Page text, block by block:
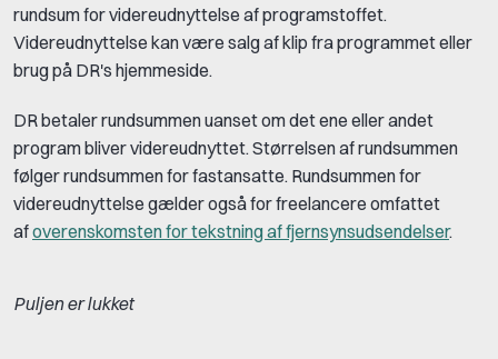
rundsum for videreudnyttelse af programstoffet.
Videreudnyttelse kan være salg af klip fra programmet eller
brug på DR's hjemmeside.
DR betaler rundsummen uanset om det ene eller andet
program bliver videreudnyttet. Størrelsen af rundsummen
følger rundsummen for fastansatte. Rundsummen for
videreudnyttelse gælder også for freelancere omfattet
afoverenskomsten for tekstning af fjernsynsudsendelser.
Puljen er lukket